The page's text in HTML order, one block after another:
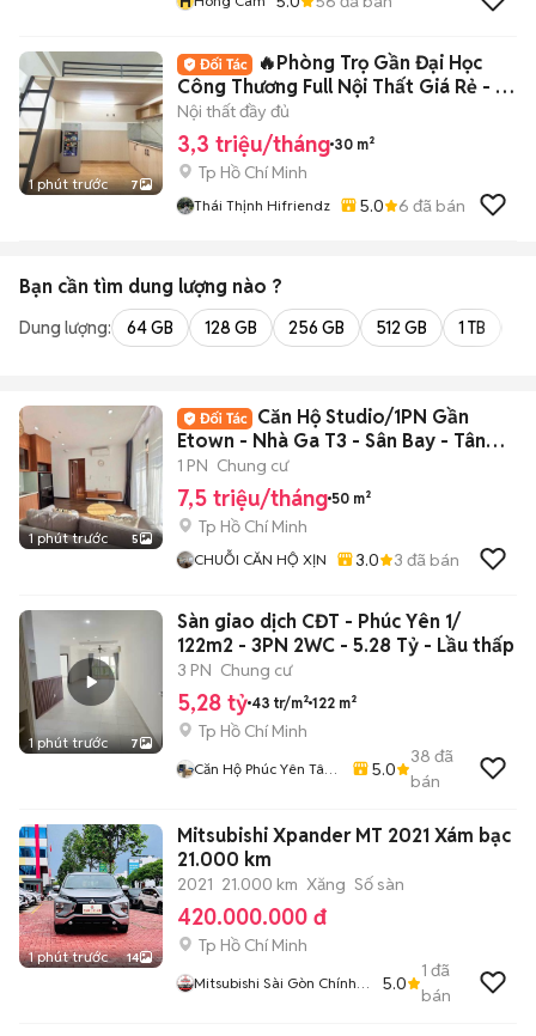
1 phút trước 7
🔥Phòng Trọ Gần Đại Học
Công Thương Full Nội Thất Giá Rẻ - Lê
Trọng Tấn
Nội thất đầy đủ
3,3 triệu/tháng 30 m²
Tp Hồ Chí Minh
Thái Thịnh Hifriendz 5.0 6 đã bán
Bạn cần tìm dung lượng nào ?
Dung lượng: 64 GB 128 GB 256 GB 512 GB 1 TB
1 phút trước 5
Căn Hộ Studio/1PN Gần
Etown - Nhà Ga T3 - Sân Bay - Tân
Bình HOT 🔥
1 PN Chung cư
7,5 triệu/tháng 50 m²
Tp Hồ Chí Minh
CHUỖI CĂN HỘ XỊN 3.0 3 đã bán
1 phút trước 7
Sàn giao dịch CĐT - Phúc Yên 1/
122m2 - 3PN 2WC - 5.28 Tỷ - Lầu thấp
3 PN Chung cư
5,28 tỷ 43 tr/m² 122 m²
Tp Hồ Chí Minh
Căn Hộ Phúc Yên Tân
5.0
38 đã
bán
1 phút trước 14
Mitsubishi Xpander MT 2021 Xám bạc
21.000 km
2021 21.000 km Xăng Số sàn
420.000.000 đ
Tp Hồ Chí Minh
Mitsubishi Sài Gòn Chính
5.0
1 đã
bán